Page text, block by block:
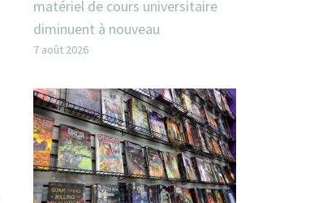
matériel de cours universitaire
diminuent à nouveau
7 août 2026